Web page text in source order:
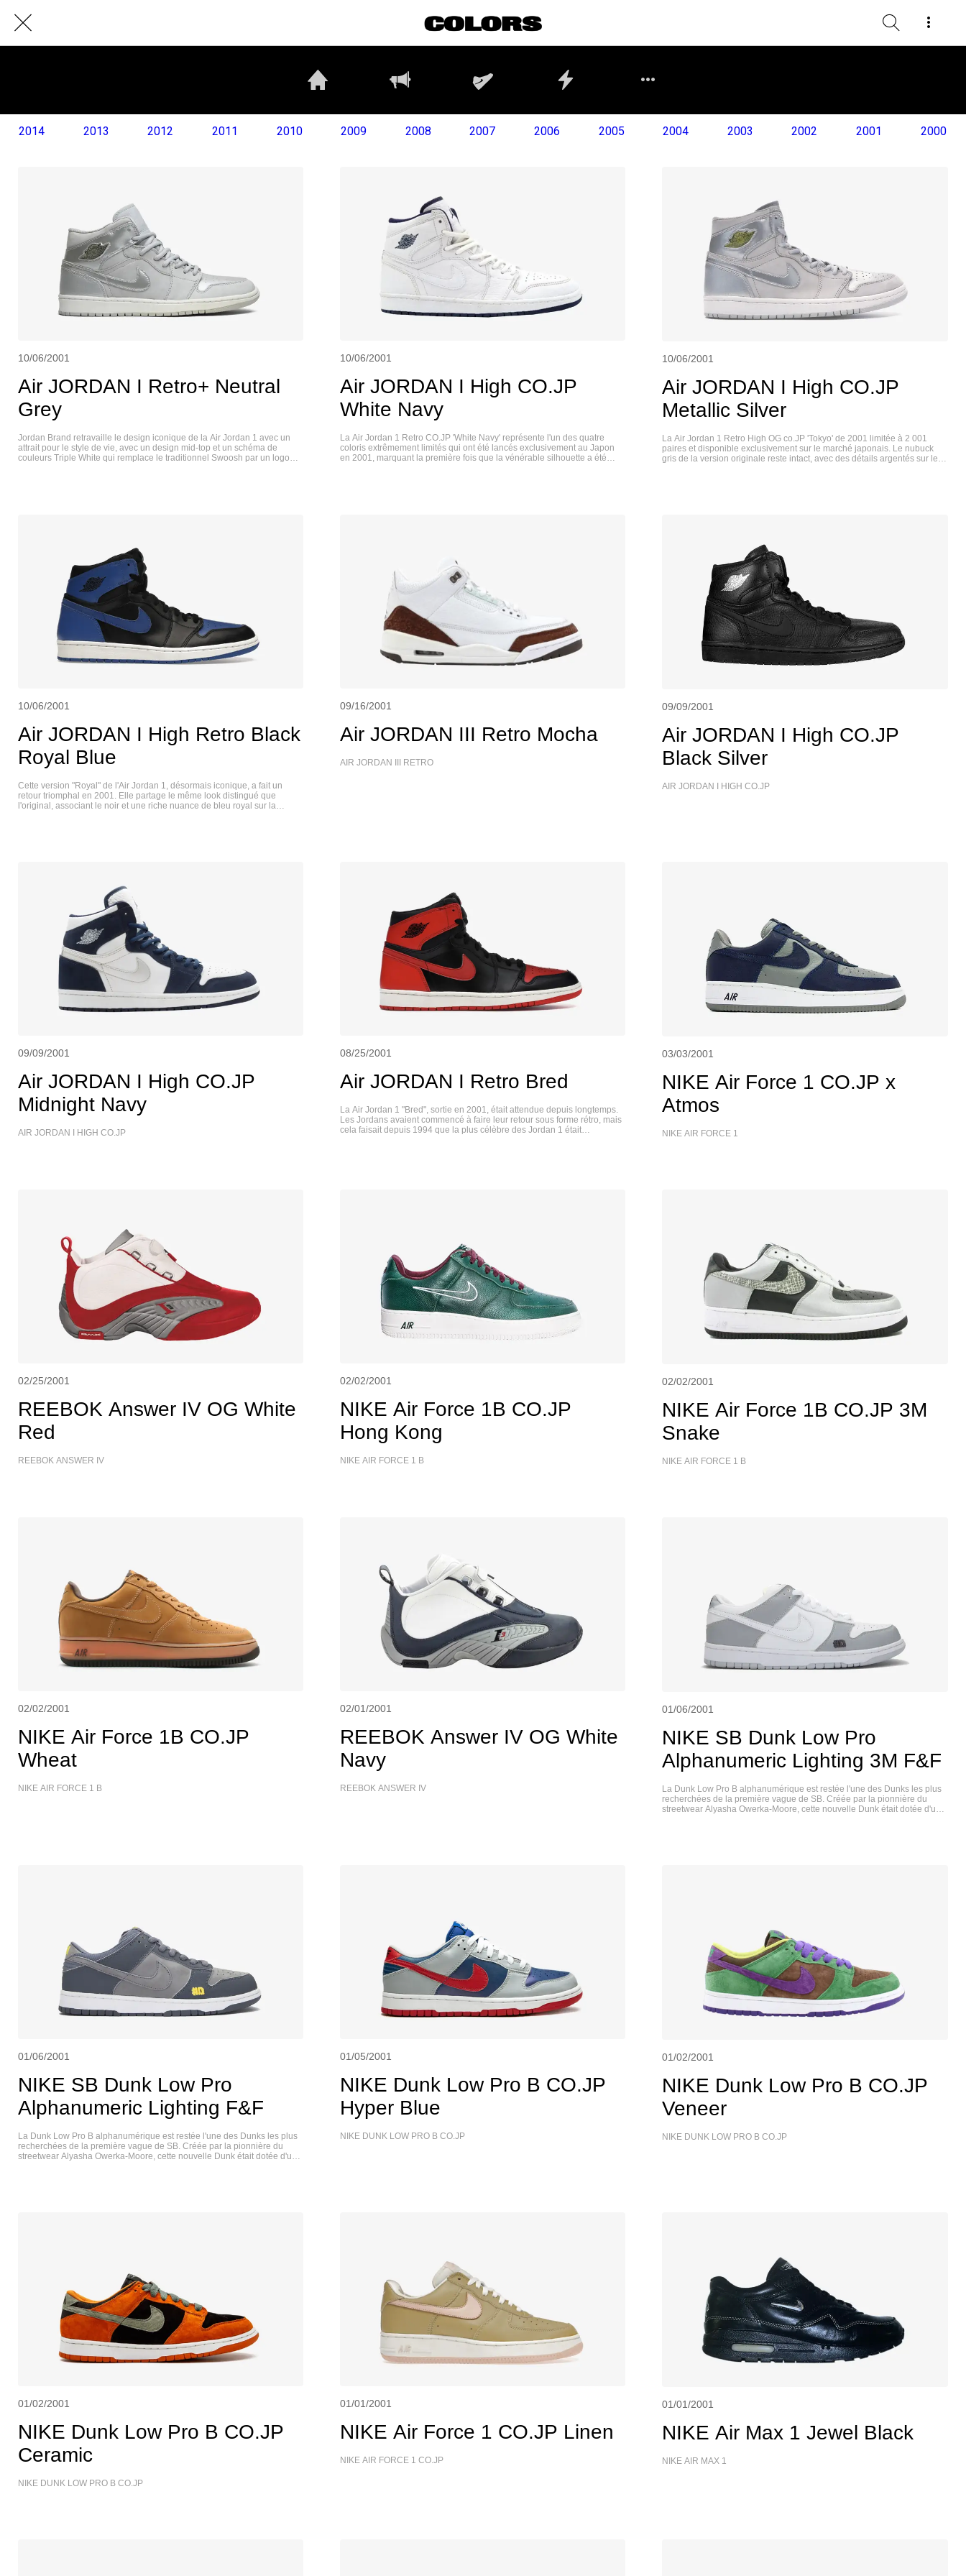
2014 2013 2012 2011 2010 2009 2008 2007 2006 2005 2004 2003 2002 2001 2000
10/06/2001
Air JORDAN I Retro+ Neutral
Grey
Jordan Brand retravaille le design iconique de la Air Jordan 1 avec un
attrait pour le style de vie, avec un design mid-top et un schéma de
couleurs Triple White qui remplace le traditionnel Swoosh par un logo
10/06/2001
Air JORDAN I High CO.JP
White Navy
La Air Jordan 1 Retro CO.JP 'White Navy' représente l'un des quatre
coloris extrêmement limités qui ont été lancés exclusivement au Japon
en 2001, marquant la première fois que la vénérable silhouette a été
10/06/2001
Air JORDAN I High CO.JP
Metallic Silver
La Air Jordan 1 Retro High OG co.JP 'Tokyo' de 2001 limitée à 2 001
paires et disponible exclusivement sur le marché japonais. Le nubuck
gris de la version originale reste intact, avec des détails argentés sur le
10/06/2001
Air JORDAN I High Retro Black
Royal Blue
Cette version "Royal" de l'Air Jordan 1, désormais iconique, a fait un
retour triomphal en 2001. Elle partage le même look distingué que
l'original, associant le noir et une riche nuance de bleu royal sur la
09/16/2001
Air JORDAN III Retro Mocha
AIR JORDAN III RETRO
09/09/2001
Air JORDAN I High CO.JP
Black Silver
AIR JORDAN I HIGH CO.JP
09/09/2001
Air JORDAN I High CO.JP
Midnight Navy
AIR JORDAN I HIGH CO.JP
08/25/2001
Air JORDAN I Retro Bred
La Air Jordan 1 "Bred", sortie en 2001, était attendue depuis longtemps.
Les Jordans avaient commencé à faire leur retour sous forme rétro, mais
cela faisait depuis 1994 que la plus célèbre des Jordan 1 était
03/03/2001
NIKE Air Force 1 CO.JP x
Atmos
NIKE AIR FORCE 1
02/25/2001
REEBOK Answer IV OG White
Red
REEBOK ANSWER IV
02/02/2001
NIKE Air Force 1B CO.JP
Hong Kong
NIKE AIR FORCE 1 B
02/02/2001
NIKE Air Force 1B CO.JP 3M
Snake
NIKE AIR FORCE 1 B
02/02/2001
NIKE Air Force 1B CO.JP
Wheat
NIKE AIR FORCE 1 B
02/01/2001
REEBOK Answer IV OG White
Navy
REEBOK ANSWER IV
01/06/2001
NIKE SB Dunk Low Pro
Alphanumeric Lighting 3M F&F
La Dunk Low Pro B alphanumérique est restée l'une des Dunks les plus
recherchées de la première vague de SB. Créée par la pionnière du
streetwear Alyasha Owerka-Moore, cette nouvelle Dunk était dotée d'une
01/06/2001
NIKE SB Dunk Low Pro
Alphanumeric Lighting F&F
La Dunk Low Pro B alphanumérique est restée l'une des Dunks les plus
recherchées de la première vague de SB. Créée par la pionnière du
streetwear Alyasha Owerka-Moore, cette nouvelle Dunk était dotée d'une
01/05/2001
NIKE Dunk Low Pro B CO.JP
Hyper Blue
NIKE DUNK LOW PRO B CO.JP
01/02/2001
NIKE Dunk Low Pro B CO.JP
Veneer
NIKE DUNK LOW PRO B CO.JP
01/02/2001
NIKE Dunk Low Pro B CO.JP
Ceramic
NIKE DUNK LOW PRO B CO.JP
01/01/2001
NIKE Air Force 1 CO.JP Linen
NIKE AIR FORCE 1 CO.JP
01/01/2001
NIKE Air Max 1 Jewel Black
NIKE AIR MAX 1